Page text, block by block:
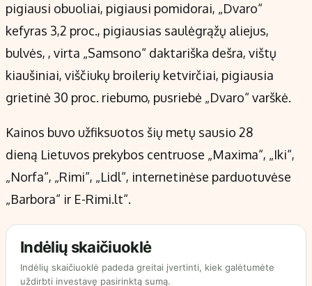
pigiausi obuoliai, pigiausi pomidorai, „Dvaro“
kefyras 3,2 proc., pigiausias saulėgrąžų aliejus,
bulvės, , virta „Samsono“ daktariška dešra, vištų
kiaušiniai, viščiukų broilerių ketvirčiai, pigiausia
grietinė 30 proc. riebumo, pusriebė „Dvaro“ varškė.
Kainos buvo užfiksuotos šių metų sausio 28
dieną Lietuvos prekybos centruose „Maxima“, „Iki“,
„Norfa“, „Rimi“, „Lidl“, internetinėse parduotuvėse
„Barbora“ ir E-Rimi.lt“.